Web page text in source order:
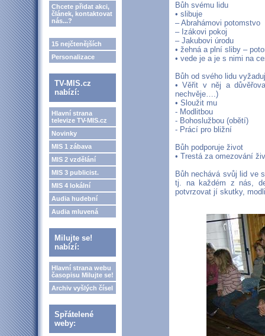
Chcete přidat akci,
článek, kontaktovat
nás...?
15 nejčtenějších
Personalizace
TV-MIS.cz
nabízí:
Hlavní strana
televize TV-MIS.cz
Novinky
MIS 1 zábava
MIS 2 vzdělání
MIS 3 publicist.
MIS 4 lokální
Audia hudební
Audia mluvená
Milujte se!
nabízí:
Hlavní strana webu
časopisu Milujte se!
Archiv vyšlých čísel
Spřátelené
weby:
Bůh svému lidu
• slibuje
– Abrahámovi potomstvo
– Izákovi pokoj
– Jakubovi úrodu
• žehná a plní sliby –
• vede je a je s nimi na
Bůh od svého lidu
• Věřit v něj a
nechvěje….)
• Sloužit mu
- Modlitbou
- Bohoslužbou (obětí)
- Prácí pro bližní
Bůh podporuje život
• Trestá za omezování
Bůh nechává svůj lid ve
tj. na každém z nás,
potvrzovat jí skutky,